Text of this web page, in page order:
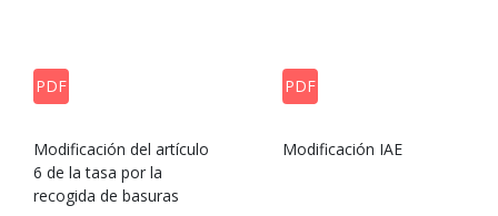
PDF
Modificación del artículo
6 de la tasa por la
recogida de basuras
PDF
Modificación IAE